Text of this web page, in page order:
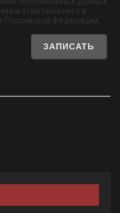
и ответа на него в
Российской Федерации.